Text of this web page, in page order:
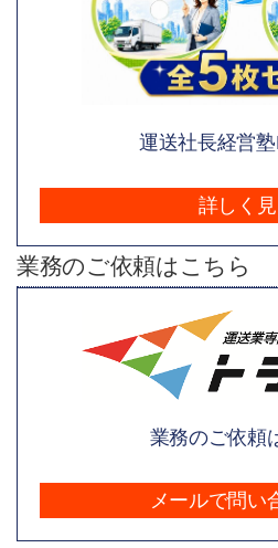
運送社長経営
詳しく
業務のご依頼はこちら
業務のご依頼
メールで問い